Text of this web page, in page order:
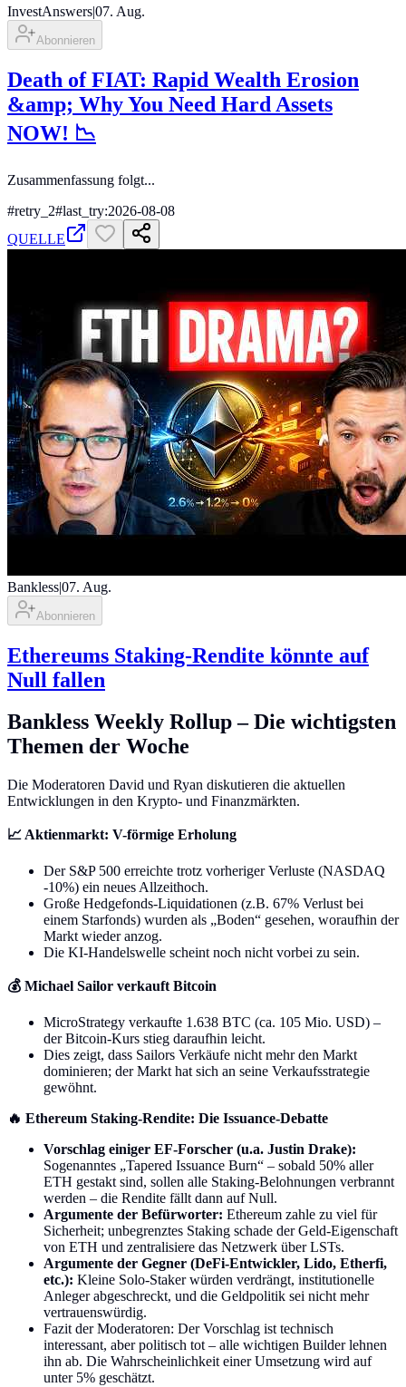
InvestAnswers|07. Aug.
Abonnieren
Death of FIAT: Rapid Wealth Erosion
&amp; Why You Need Hard Assets
NOW! 📉
Zusammenfassung folgt...
#retry_2#last_try:2026-08-08
QUELLE
Bankless|07. Aug.
Abonnieren
Ethereums Staking-Rendite könnte auf
Null fallen
Bankless Weekly Rollup – Die wichtigsten
Themen der Woche
Die Moderatoren David und Ryan diskutieren die aktuellen
Entwicklungen in den Krypto- und Finanzmärkten.
📈 Aktienmarkt: V-förmige Erholung
Der S&P 500 erreichte trotz vorheriger Verluste (NASDAQ
-10%) ein neues Allzeithoch.
Große Hedgefonds-Liquidationen (z.B. 67% Verlust bei
einem Starfonds) wurden als „Boden“ gesehen, woraufhin der
Markt wieder anzog.
Die KI-Handelswelle scheint noch nicht vorbei zu sein.
💰 Michael Sailor verkauft Bitcoin
MicroStrategy verkaufte 1.638 BTC (ca. 105 Mio. USD) –
der Bitcoin-Kurs stieg daraufhin leicht.
Dies zeigt, dass Sailors Verkäufe nicht mehr den Markt
dominieren; der Markt hat sich an seine Verkaufsstrategie
gewöhnt.
🔥 Ethereum Staking-Rendite: Die Issuance-Debatte
Vorschlag einiger EF-Forscher (u.a. Justin Drake):
Sogenanntes „Tapered Issuance Burn“ – sobald 50% aller
ETH gestakt sind, sollen alle Staking-Belohnungen verbrannt
werden – die Rendite fällt dann auf Null.
Argumente der Befürworter: Ethereum zahle zu viel für
Sicherheit; unbegrenztes Staking schade der Geld-Eigenschaft
von ETH und zentralisiere das Netzwerk über LSTs.
Argumente der Gegner (DeFi-Entwickler, Lido, Etherfi,
etc.): Kleine Solo-Staker würden verdrängt, institutionelle
Anleger abgeschreckt, und die Geldpolitik sei nicht mehr
vertrauenswürdig.
Fazit der Moderatoren: Der Vorschlag ist technisch
interessant, aber politisch tot – alle wichtigen Builder lehnen
ihn ab. Die Wahrscheinlichkeit einer Umsetzung wird auf
unter 5% geschätzt.